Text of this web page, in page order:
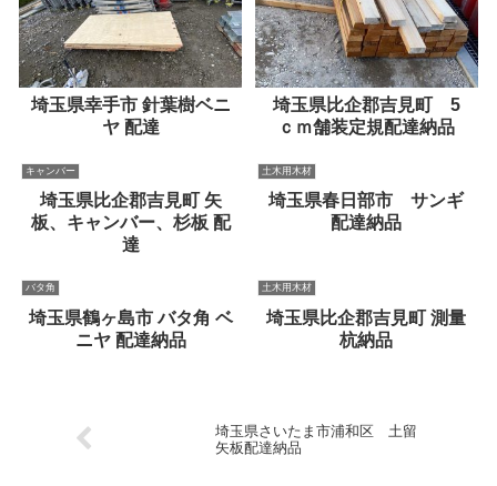
埼玉県幸手市 針葉樹ベニ
ヤ 配達
埼玉県比企郡吉見町 5
ｃｍ舗装定規配達納品
キャンバー
埼玉県比企郡吉見町 矢
板、キャンバー、杉板 配
達
土木用木材
埼玉県春日部市 サンギ
配達納品
バタ角
埼玉県鶴ヶ島市 バタ角 ベ
ニヤ 配達納品
土木用木材
埼玉県比企郡吉見町 測量
杭納品
埼玉県さいたま市浦和区 土留
矢板配達納品